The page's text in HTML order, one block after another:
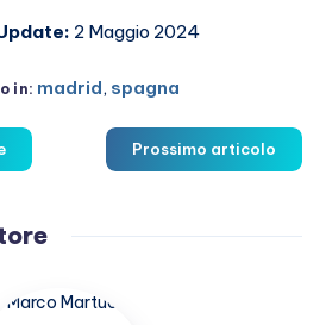
2 Maggio 2024
in: madrid, spagna
Prossimo articolo
Marco